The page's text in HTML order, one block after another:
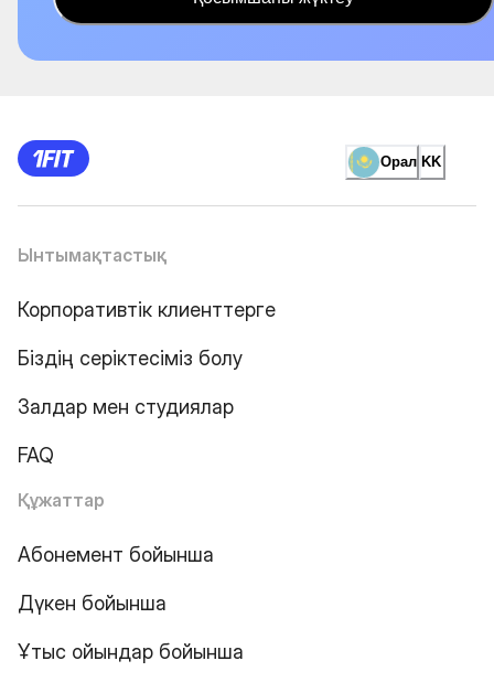
Орал KK
Ынтымақтастық
Корпоративтік клиенттерге
Біздің серіктесіміз болу
Залдар мен студиялар
FAQ
Құжаттар
Абонемент бойынша
Дүкен бойынша
Ұтыс ойындар бойынша